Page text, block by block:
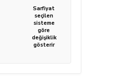
Sarfiyat
seçilen
sisteme
göre
değişiklik
gösterir